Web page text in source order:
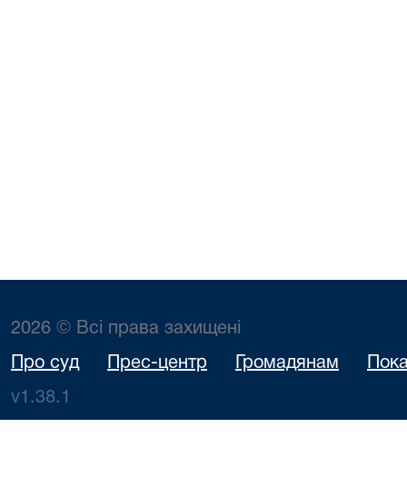
2026 © Всі права захищені
Про суд Прес-центр Громадянам
v1.38.1